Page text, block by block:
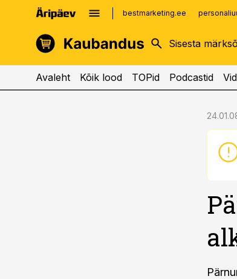
bestmarketing.ee
kinnisvarauudised.ee
logistikauudised.ee
imelineajalugu.ee
Avaleht Kõik lood TOPid Podcastid